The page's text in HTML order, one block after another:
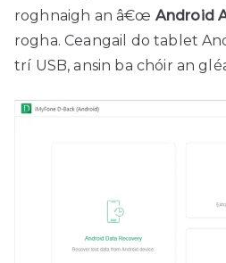
roghnaigh an â€œ Android
rogha. Ceangail do tablet
trí USB, ansin ba chóir an